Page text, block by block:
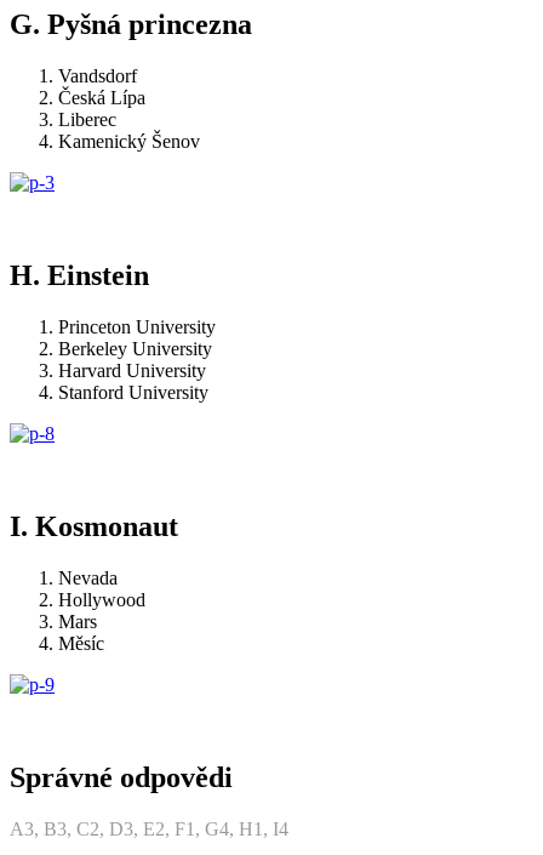
G. Pyšná princezna
Vandsdorf
Česká Lípa
Liberec
Kamenický Šenov
H. Einstein
Princeton University
Berkeley University
Harvard University
Stanford University
I. Kosmonaut
Nevada
Hollywood
Mars
Měsíc
Správné odpovědi
A3, B3, C2, D3, E2, F1, G4, H1, I4